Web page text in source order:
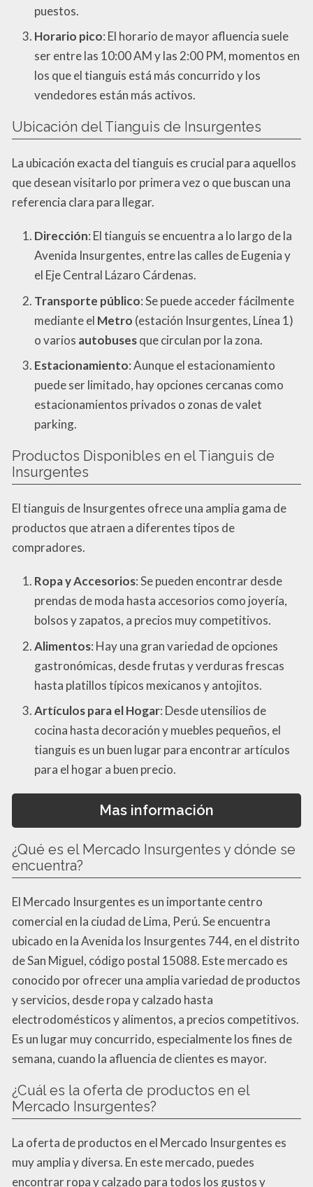
puestos.
Horario pico: El horario de mayor afluencia suele
ser entre las 10:00 AM y las 2:00 PM, momentos en
los que el tianguis está más concurrido y los
vendedores están más activos.
Ubicación del Tianguis de Insurgentes
La ubicación exacta del tianguis es crucial para aquellos
que desean visitarlo por primera vez o que buscan una
referencia clara para llegar.
Dirección: El tianguis se encuentra a lo largo de la
Avenida Insurgentes, entre las calles de Eugenia y
el Eje Central Lázaro Cárdenas.
Transporte público: Se puede acceder fácilmente
mediante el Metro (estación Insurgentes, Línea 1)
o varios autobusesque circulan por la zona.
Estacionamiento: Aunque el estacionamiento
puede ser limitado, hay opciones cercanas como
estacionamientos privados o zonas de valet
parking.
Productos Disponibles en el Tianguis de
Insurgentes
El tianguis de Insurgentes ofrece una amplia gama de
productos que atraen a diferentes tipos de
compradores.
Ropa y Accesorios: Se pueden encontrar desde
prendas de moda hasta accesorios como joyería,
bolsos y zapatos, a precios muy competitivos.
Alimentos: Hay una gran variedad de opciones
gastronómicas, desde frutas y verduras frescas
hasta platillos típicos mexicanos y antojitos.
Artículos para el Hogar: Desde utensilios de
cocina hasta decoración y muebles pequeños, el
tianguis es un buen lugar para encontrar artículos
para el hogar a buen precio.
Mas información
¿Qué es el Mercado Insurgentes y dónde se
encuentra?
El Mercado Insurgentes es un importante centro
comercial en la ciudad de Lima, Perú. Se encuentra
ubicado en la Avenida los Insurgentes 744, en el distrito
de San Miguel, código postal 15088. Este mercado es
conocido por ofrecer una amplia variedad de productos
y servicios, desde ropa y calzado hasta
electrodomésticos y alimentos, a precios competitivos.
Es un lugar muy concurrido, especialmente los fines de
semana, cuando la afluencia de clientes es mayor.
¿Cuál es la oferta de productos en el
Mercado Insurgentes?
La oferta de productos en el Mercado Insurgentes es
muy amplia y diversa. En este mercado, puedes
encontrar ropa y calzado para todos los gustos y